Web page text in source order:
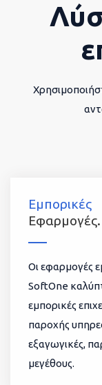
Εμπορικές
Εφαρμογές.
Οι εφαρμογές
SoftOne
εμπορικές
παροχής
εξαγωγικές,
μεγέθους.